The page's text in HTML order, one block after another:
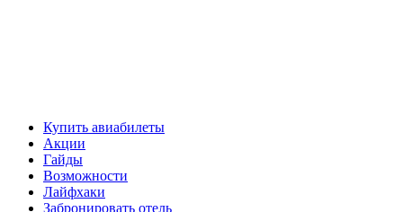
Primary
Menu
Купить авиабилеты
Акции
Гайды
Возможности
Лайфхаки
Забронировать отель